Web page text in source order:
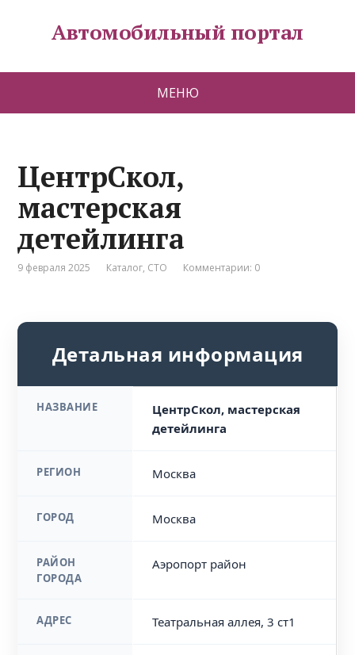
Автомобильный портал
МЕНЮ
ЦентрСкол,
мастерская
детейлинга
9 февраля 2025 Каталог, СТО Комментарии: 0
Детальная информация
НАЗВАНИЕ
ЦентрСкол, мастерская
детейлинга
РЕГИОН Москва
ГОРОД Москва
РАЙОН
ГОРОДА
Аэропорт район
АДРЕС Театральная аллея, 3 ст1